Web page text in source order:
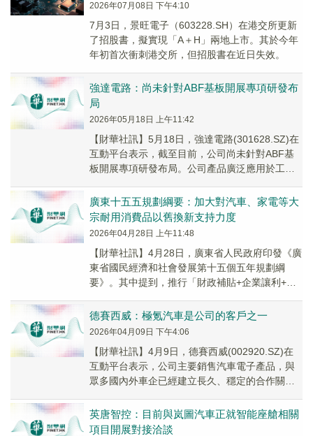
2026年07月08日 下午4:10
7月3日，景旺電子（603228.SH）在港交所更新
了招股書，擬實現「A＋H」兩地上市。其於今年
年初首次衝刺港交所，但招股書在近日失效。
強達電路：尚未針對ABF基板開展專項研發布
局
2026年05月18日 上午11:42
【財華社訊】5月18日，強達電路(301628.SZ)在
互動平台表示，截至目前，公司尚未針對ABF基
板開展專項研發布局。公司產品廣泛應用於工業
廣東十五五規劃綱要：加大對汽車、家電等大
宗耐用消費品以舊換新支持力度
2026年04月28日 上午11:48
【財華社訊】4月28日，廣東省人民政府印發《廣
東省國民經濟和社會發展第十五個五年規劃綱
要》。其中提到，推行「財政補貼+企業讓利+金
費品以...
德賽西威：極氪汽車是公司的客戶之一
2026年04月09日 下午4:06
【財華社訊】4月9日，德賽西威(002920.SZ)在
互動平台表示，公司主要銷售汽車電子產品，與
眾多國內外車企已經建立長久、穩定的合作關
戶、...
英唐智控：目前與岚圖汽車正就智能座艙相關
項目開展對接洽談